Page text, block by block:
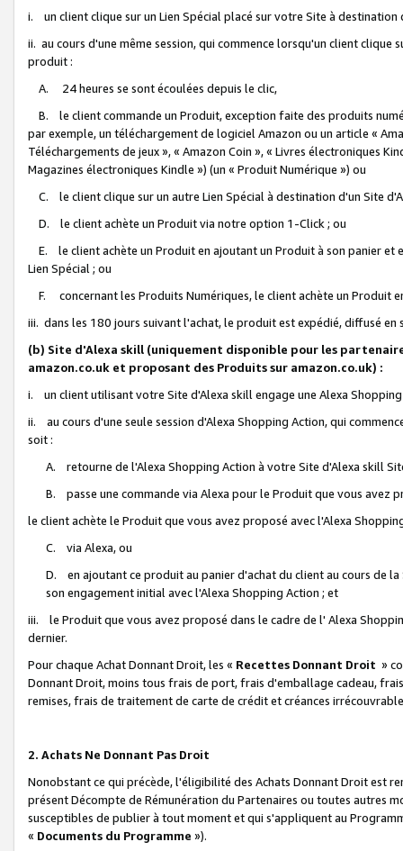
i. un client clique sur un Lien Spécial placé sur votre Site à destination
ii. au cours d'une même session, qui commence lorsqu'un client
produit :
A. 24 heures se sont écoulées depuis le clic,
B. le client commande un Produit, exception faite des produits
par exemple, un téléchargement de logiciel Amazon ou un article «
Téléchargements de jeux », « Amazon Coin », « Livres électroniques
Magazines électroniques Kindle ») (un « Produit Numérique ») ou
C. le client clique sur un autre Lien Spécial à destination d'un Site
D. le client achète un Produit via notre option 1-Click ; ou
E. le client achète un Produit en ajoutant un Produit à son panier et
Lien Spécial ; ou
F. concernant les Produits Numériques, le client achète un Produit
iii. dans les 180 jours suivant l'achat, le produit est expédié, diffusé
(b) Site d'Alexa skill (uniquement disponible pour les
amazon.co.uk et proposant des Produits sur amazon.co.uk) :
i. un client utilisant votre Site d'Alexa skill engage une Alexa
ii. au cours d'une seule session d'Alexa Shopping Action, qui
soit :
A. retourne de l'Alexa Shopping Action à votre Site d'Alexa skill
B. passe une commande via Alexa pour le Produit que vous avez
le client achète le Produit que vous avez proposé avec l'Alexa
C. via Alexa, ou
D. en ajoutant ce produit au panier d'achat du client au cours de
son engagement initial avec l'Alexa Shopping Action ; et
iii. le Produit que vous avez proposé dans le cadre de l' Alexa
dernier.
Pour chaque Achat Donnant Droit, les « Recettes Donnant Droit »
Donnant Droit, moins tous frais de port, frais d'emballage cadeau,
remises, frais de traitement de carte de crédit et créances
2. Achats Ne Donnant Pas Droit
Nonobstant ce qui précède, l'éligibilité des Achats Donnant Droit est
présent Décompte de Rémunération du Partenaires ou toutes autres
susceptibles de publier à tout moment et qui s'appliquent au
« Documents du Programme »).